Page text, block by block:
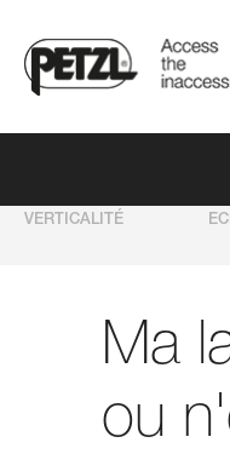
VERTICALITÉ
Ma
ou